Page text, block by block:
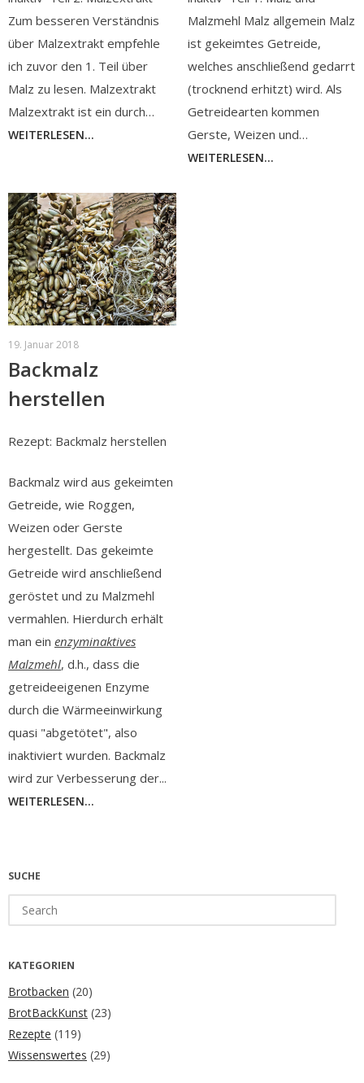
Zum besseren Verständnis
über Malzextrakt empfehle
ich zuvor den 1. Teil über
Malz zu lesen. Malzextrakt
Malzextrakt ist ein durch…
WEITERLESEN...
Malzmehl Malz allgemein Malz
ist gekeimtes Getreide,
welches anschließend gedarrt
(trocknend erhitzt) wird. Als
Getreidearten kommen
Gerste, Weizen und…
WEITERLESEN...
19. Januar 2018
Backmalz
herstellen
Rezept: Backmalz herstellen
Backmalz wird aus gekeimten
Getreide, wie Roggen,
Weizen oder Gerste
hergestellt. Das gekeimte
Getreide wird anschließend
geröstet und zu Malzmehl
vermahlen. Hierdurch erhält
man ein enzyminaktives
Malzmehl, d.h., dass die
getreideeigenen Enzyme
durch die Wärmeeinwirkung
quasi "abgetötet", also
inaktiviert wurden. Backmalz
wird zur Verbesserung der...
WEITERLESEN...
SUCHE
for:
KATEGORIEN
Brotbacken (20)
BrotBackKunst (23)
Rezepte (119)
Wissenswertes (29)